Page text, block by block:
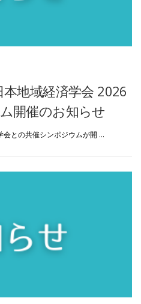
地域経済学会 2026
開催のお知らせ
との共催シンポジウムが開 …